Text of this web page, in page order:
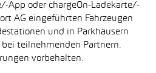
App oder chargeOn-Ladekarte/-
AG eingeführten Fahrzeugen
und in Parkhäusern
bei teilnehmenden Partnern.
vorbehalten.